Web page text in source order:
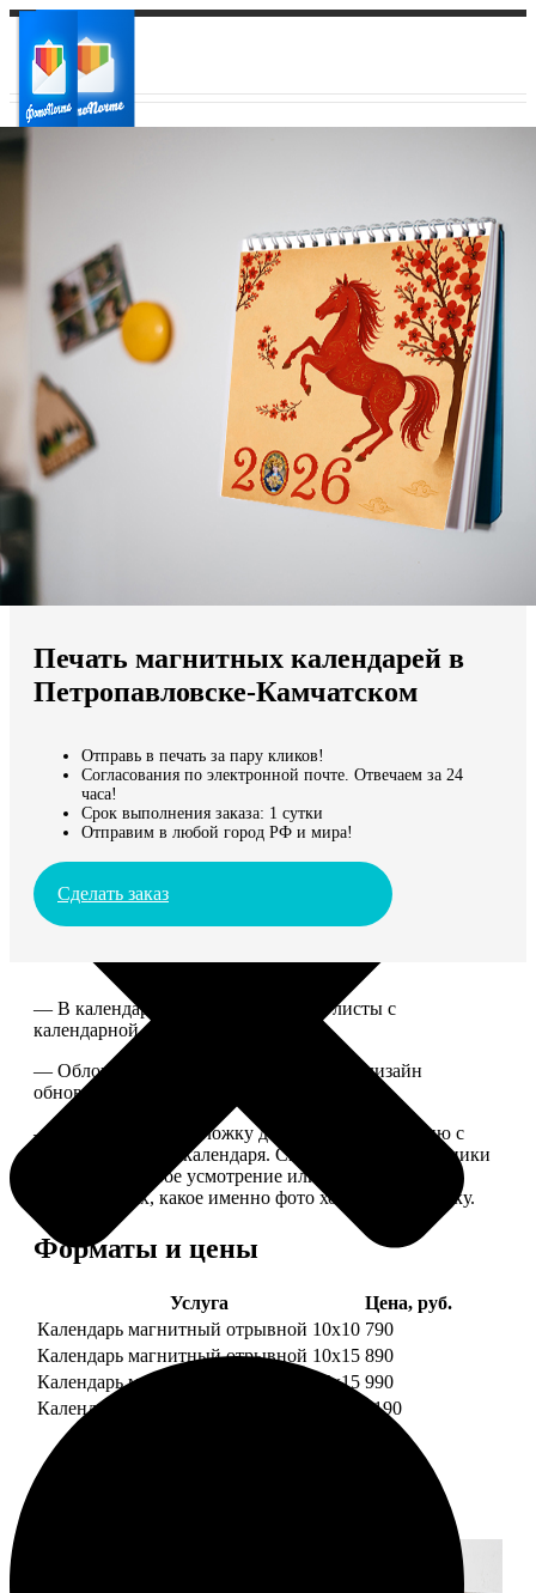
Ваш регион доставки
Выберите из списка:
Мы доставляем по всему миру
Продолжить без города
Печать магнитных календарей в
Петропавловске-Камчатском
Отправь в печать за пару кликов!
Согласования по электронной почте. Отвечаем за 24
часа!
Срок выполнения заказа: 1 сутки
Отправим в любой город РФ и мира!
Сделать заказ
— В календаре 13 листов: обложка+листы с
календарной сеткой.
— Обложка для календаря стандартная, дизайн
обновляем каждый год.
— В кружочек на обложку добавляем фотографию с
одной из страниц календаря. Снимок наши сотрудники
выбирают на свое усмотрение или пишите в
комментариях, какое именно фото хотите на обложку.
Форматы и цены
Услуга
Цена, руб.
Календарь магнитный отрывной 10x10 790
Календарь магнитный отрывной 10x15 890
Календарь магнитный отрывной 15x15 990
Календарь магнитный отрывной 15x20
1190